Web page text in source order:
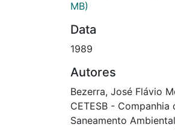
MB)
Data
1989
Autores
Bezerra, José Flávio
CETESB -
Saneamento